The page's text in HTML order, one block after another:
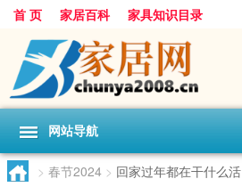
首 页 家居百科 家具知识目录
网站导航
> 春节2024 > 回家过年都在干什么活